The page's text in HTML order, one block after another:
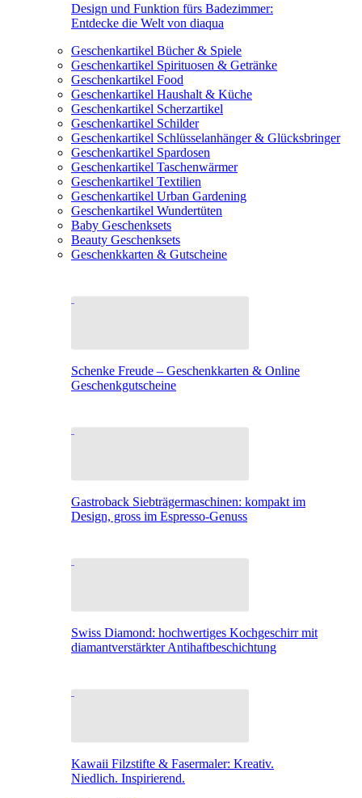
Design und Funktion fürs Badezimmer:
Entdecke die Welt von diaqua
Geschenkartikel Bücher & Spiele
Geschenkartikel Spirituosen & Getränke
Geschenkartikel Food
Geschenkartikel Haushalt & Küche
Geschenkartikel Scherzartikel
Geschenkartikel Schilder
Geschenkartikel Schlüsselanhänger & Glücksbringer
Geschenkartikel Spardosen
Geschenkartikel Taschenwärmer
Geschenkartikel Textilien
Geschenkartikel Urban Gardening
Geschenkartikel Wundertüten
Baby Geschenksets
Beauty Geschenksets
Geschenkkarten & Gutscheine
Schenke Freude – Geschenkkarten & Online
Geschenkgutscheine
Gastroback Siebträgermaschinen: kompakt im
Design, gross im Espresso-Genuss
Swiss Diamond: hochwertiges Kochgeschirr mit
diamantverstärkter Antihaftbeschichtung
Kawaii Filzstifte & Fasermaler: Kreativ.
Niedlich. Inspirierend.